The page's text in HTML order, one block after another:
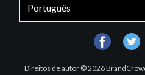
Direitos de autor © 2026
facebooktwitter